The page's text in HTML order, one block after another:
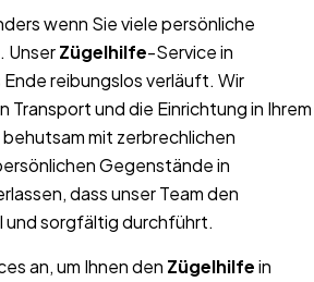
wenn Sie viele persönliche
UnserZügelhilfe-Service in
reibungslos verläuft. Wir
und die Einrichtung in Ihrem
mit zerbrechlichen
Gegenstände in
dass unser Team den
und sorgfältig durchführt.
an, um Ihnen den Zügelhilfein